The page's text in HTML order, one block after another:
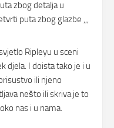
zbog detalja u
puta zbog glazbe ,,,
Ripleyu u sceni
djela. I doista tako je i u
ili njeno
nešto ili skriva je to
nas i u nama.